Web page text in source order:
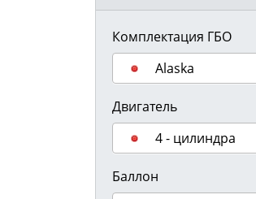
Комплектация ГБО
Alaska
Двигатель
4 - цилиндра
Баллон